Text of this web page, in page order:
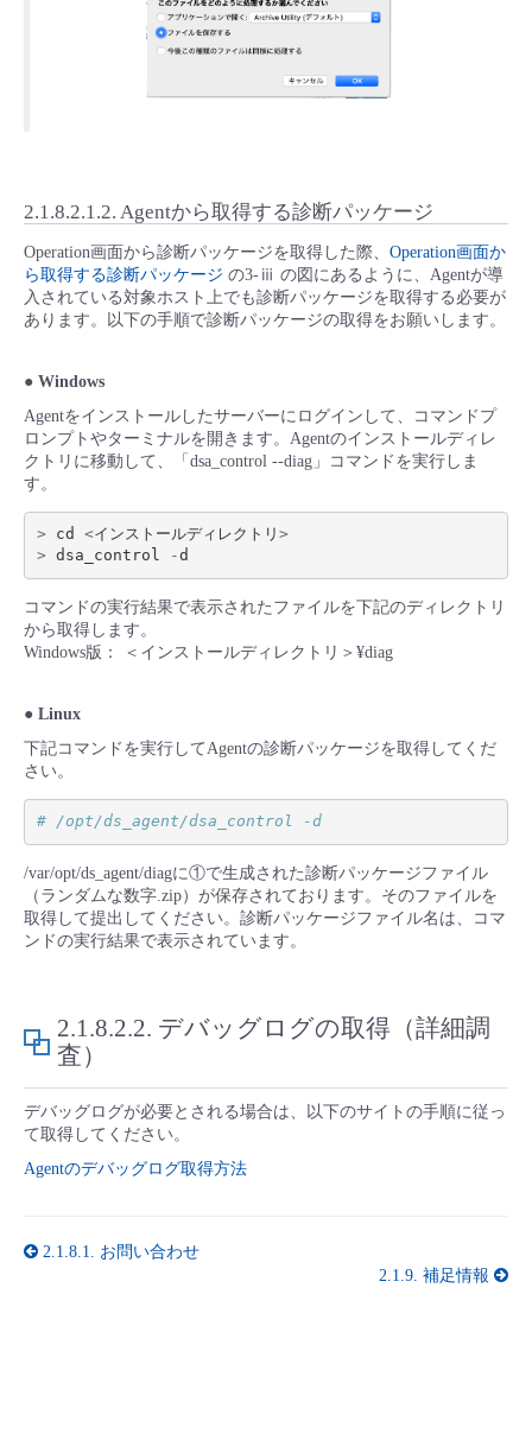
2.1.8.2.1.2. Agentから取得する診断パッケージ
Operation画面から診断パッケージを取得した際、 Operation画面か
ら取得する診断パッケージ の3-ⅲ の図にあるように、Agentが導
入されている対象ホスト上でも診断パッケージを取得する必要が
あります。以下の手順で診断パッケージの取得をお願いします。
● Windows
Agentをインストールしたサーバーにログインして、コマンドプ
ロンプトやターミナルを開きます。Agentのインストールディレ
クトリに移動して、「dsa_control --diag」コマンドを実行しま
す。
> cd <インストールディレクトリ >
> dsa_control -d
コマンドの実行結果で表示されたファイルを下記のディレクトリ
から取得します。
Windows版： ＜インストールディレクトリ＞¥diag
● Linux
下記コマンドを実行してAgentの診断パッケージを取得してくだ
さい。
# /opt/ds_agent/dsa_control -d
/var/opt/ds_agent/diagに①で生成された診断パッケージファイル
（ランダムな数字.zip）が保存されております。そのファイルを
取得して提出してください。診断パッケージファイル名は、コマ
ンドの実行結果で表示されています。
2.1.8.2.2. デバッグログの取得（詳細調
査）
デバッグログが必要とされる場合は、以下のサイトの手順に従っ
て取得してください。
Agentのデバッグログ取得方法
2.1.8.1. お問い合わせ
2.1.9. 補足情報